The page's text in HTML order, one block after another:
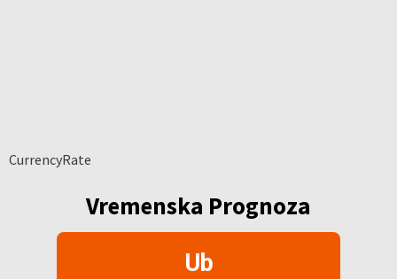
CurrencyRate
Vremenska Prognoza
Ub